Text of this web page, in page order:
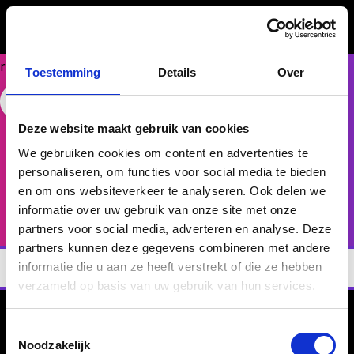
Toestemming Details Over
Deze website maakt gebruik van cookies
We gebruiken cookies om content en advertenties te
personaliseren, om functies voor social media te bieden
en om ons websiteverkeer te analyseren. Ook delen we
informatie over uw gebruik van onze site met onze
partners voor social media, adverteren en analyse. Deze
partners kunnen deze gegevens combineren met andere
informatie die u aan ze heeft verstrekt of die ze hebben
verzameld op basis van uw gebruik van hun services.
Noodzakelijk
Voor medewerkers die inzicht willen in motivatie
en belemmeringen.
Bekijk rapport
Talent Compass
Could
make
request.